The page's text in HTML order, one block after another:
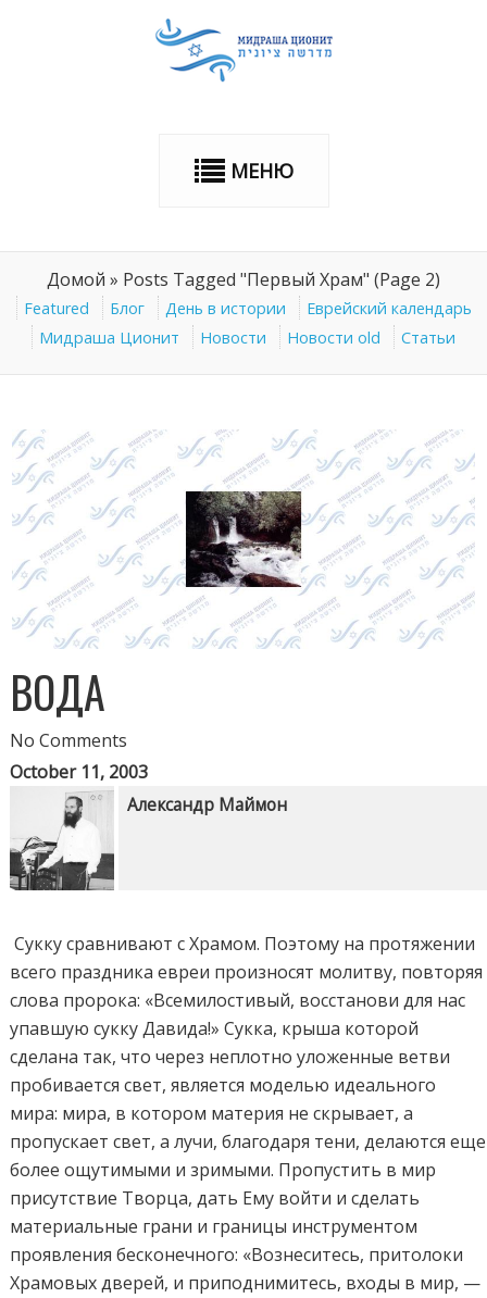
МЕНЮ
Домой » Posts Tagged "Первый Храм" (Page 2)
Featured Блог День в истории
Еврейский календарь
Мидраша Ционит
Новости Новости old Статьи
ВОДА
No Comments
October 11, 2003
Александр Маймон
Сукку сравнивают с Храмом. Поэтому на протяжении
всего праздника евреи произносят молитву, повторяя
слова пророка: «Всемилостивый, восстанови для нас
упавшую сукку Давида!» Сукка, крыша которой
сделана так, что через неплотно уложенные ветви
пробивается свет, является моделью идеального
мира: мира, в котором материя не скрывает, а
пропускает свет, а лучи, благодаря тени, делаются еще
более ощутимыми и зримыми. Пропустить в мир
присутствие Творца, дать Ему войти и сделать
материальные грани и границы инструментом
проявления бесконечного: «Вознеситесь, притолоки
Храмовых дверей, и приподнимитесь, входы в мир, —